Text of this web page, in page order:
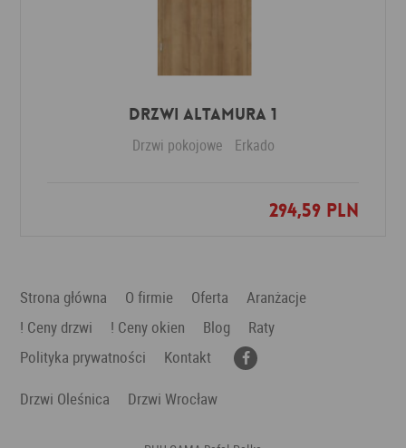
Drzwi Altamura 1
Drzwi pokojowe Erkado
294,59 PLN
Dodaj do ulubionych
Strona główna O firmie Oferta
Aranżacje
! Ceny drzwi
! Ceny okien Blog
Raty
Polityka prywatności
Kontakt
Drzwi Oleśnica
Drzwi Wrocław